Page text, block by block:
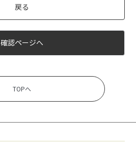
戻る
確認ページへ
TOPへ